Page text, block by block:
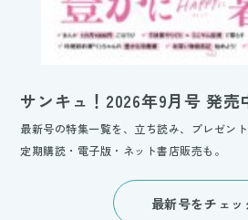
サンキュ！2026年9月号 発売
最新号の特集一覧を、立ち読み、プレゼン
定期購読・電子版・ネット書店販売も。
最新号をチェッ